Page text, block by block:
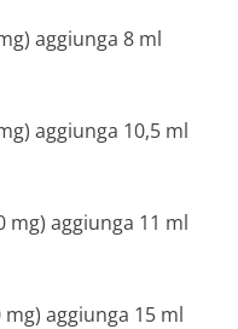
aggiunga 8 ml
aggiunga 10,5 ml
mg) aggiunga 11 ml
aggiunga 15 ml